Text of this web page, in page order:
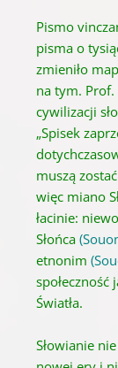
Pismo
pisma o
zmieniło
na tym. Prof.
cywilizacji
„Spisek
muszą
więc miano
łacinie:
Słońca
etnonim
Światła.
Słowianie